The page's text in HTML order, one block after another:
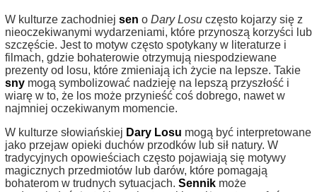
W kulturze zachodniej sen o Dary Losu często kojarzy się z
nieoczekiwanymi wydarzeniami, które przynoszą korzyści lub
szczęście. Jest to motyw często spotykany w literaturze i
filmach, gdzie bohaterowie otrzymują niespodziewane
prezenty od losu, które zmieniają ich życie na lepsze. Takie
sny mogą symbolizować nadzieję na lepszą przyszłość i
wiarę w to, że los może przynieść coś dobrego, nawet w
najmniej oczekiwanym momencie.
W kulturze słowiańskiej Dary Losu mogą być interpretowane
jako przejaw opieki duchów przodków lub sił natury. W
tradycyjnych opowieściach często pojawiają się motywy
magicznych przedmiotów lub darów, które pomagają
bohaterom w trudnych sytuacjach. Sennik może